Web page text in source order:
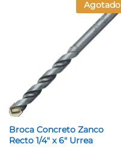
Agotado
Broca Concreto Zanco
Recto 1/4″ x 6″ Urrea